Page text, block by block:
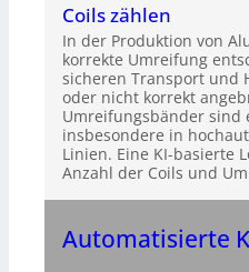
Coils zählen
In der Produktion von
korrekte Umreifung
sicheren Transport und
oder nicht korrekt
Umreifungsbänder sind
insbesondere in
Linien. Eine KI-basierte
Anzahl der Coils und
Automatisierte